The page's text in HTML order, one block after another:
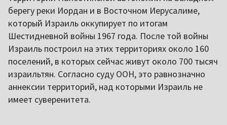
берегу реки Иордан и в Восточном Иерусалиме,
который Израиль оккупирует по итогам
Шестидневной войны 1967 года. После той войны
Израиль построил на этих территориях около 160
поселений, в которых сейчас живут около 700 тысяч
израильтян. Согласно суду ООН, это равнозначно
аннексии территорий, над которыми Израиль не
имеет суверенитета.